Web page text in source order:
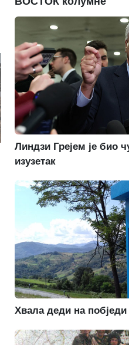
Линдзи Грејем је био
изузетак
Хвала деди на побједи